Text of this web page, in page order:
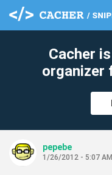
Cacher
organizer
pepebe
1/26/2012 - 5:07 AM